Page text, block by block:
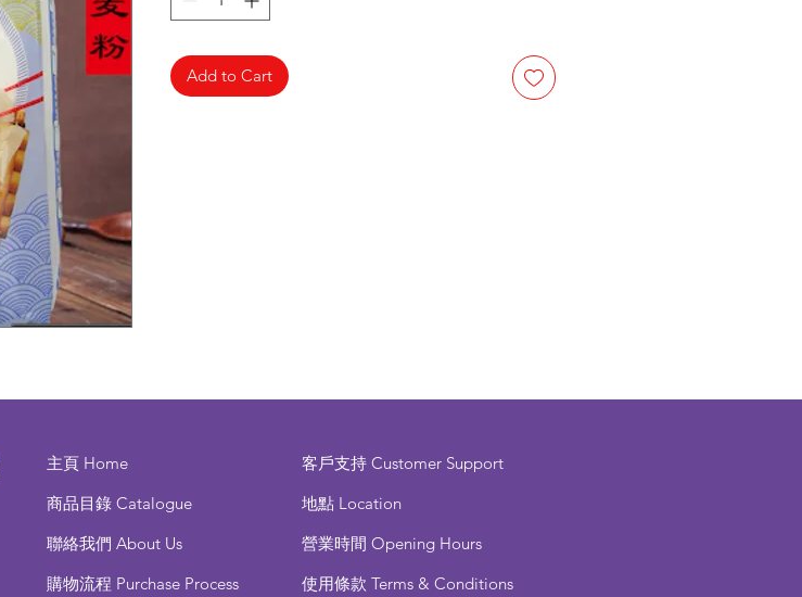
Add to Cart
主頁 Home
商品目錄 ​Catalogue
聯絡我們 About Us
​購物流程 Purchase Process
客戶支持Customer Support
地點 Location
營業時間Opening Hours
使用條款Terms & Conditions